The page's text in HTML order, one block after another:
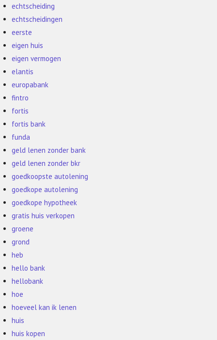
echtscheiding
echtscheidingen
eerste
eigen huis
eigen vermogen
elantis
europabank
fintro
fortis
fortis bank
funda
geld lenen zonder bank
geld lenen zonder bkr
goedkoopste autolening
goedkope autolening
goedkope hypotheek
gratis huis verkopen
groene
grond
heb
hello bank
hellobank
hoe
hoeveel kan ik lenen
huis
huis kopen